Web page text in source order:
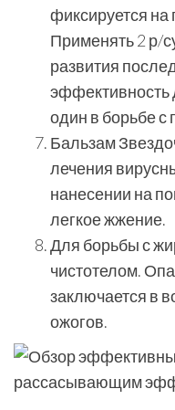
фиксируется на
Применять 2 р/
развития
эффективность
один в борьбе
Бальзам
лечения
нанесении на
легкое жжение.
Для борьбы с
чистотелом.
заключается в
ожогов.